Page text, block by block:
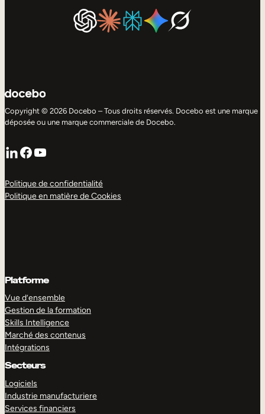
Copyright © 2026 Docebo – Tous droits réservés. Docebo est une marque
déposée ou une marque commerciale de Docebo.
LinkedIn
Facebook
YouTube
Politique de confidentialité
Politique en matière de Cookies
Platforme
Vue d’ensemble
Gestion de la formation
Skills Intelligence
Marché des contenus
Intégrations
Secteurs
Logiciels
Industrie manufacturiere
Services financiers